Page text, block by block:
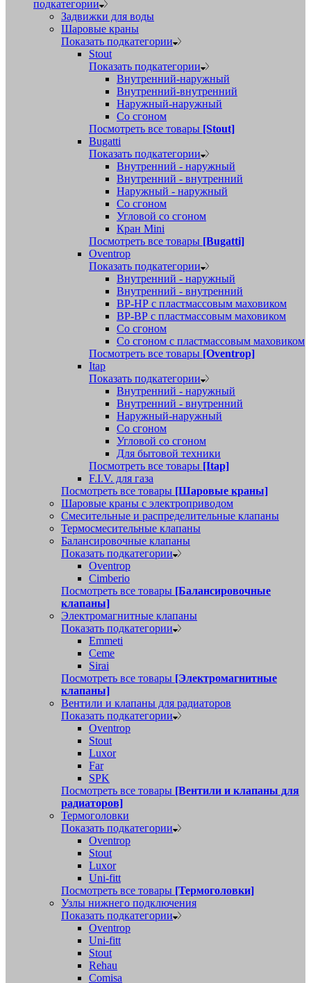
подкатегории
Задвижки для воды
Шаровые краны
Показать подкатегории
Stout
Показать подкатегории
Внутренний-наружный
Внутренний-внутренний
Наружный-наружный
Со сгоном
Посмотреть все товары [Stout]
Bugatti
Показать подкатегории
Внутренний - наружный
Внутренний - внутренний
Наружный - наружный
Со сгоном
Угловой со сгоном
Кран Mini
Посмотреть все товары [Bugatti]
Oventrop
Показать подкатегории
Внутренний - наружный
Внутренний - внутренний
ВР-НР с пластмассовым маховиком
ВР-ВР с пластмассовым маховиком
Со сгоном
Со сгоном с пластмассовым маховиком
Посмотреть все товары [Oventrop]
Itap
Показать подкатегории
Внутренний - наружный
Внутренний - внутренний
Наружный-наружный
Со сгоном
Угловой со сгоном
Для бытовой техники
Посмотреть все товары [Itap]
F.I.V. для газа
Посмотреть все товары [Шаровые краны]
Шаровые краны с электроприводом
Смесительные и распределительные клапаны
Термосмесительные клапаны
Балансировочные клапаны
Показать подкатегории
Oventrop
Cimberio
Посмотреть все товары [Балансировочные
клапаны]
Электромагнитные клапаны
Показать подкатегории
Emmeti
Ceme
Sirai
Посмотреть все товары [Электромагнитные
клапаны]
Вентили и клапаны для радиаторов
Показать подкатегории
Oventrop
Stout
Luxor
Far
SPK
Посмотреть все товары [Вентили и клапаны для
радиаторов]
Термоголовки
Показать подкатегории
Oventrop
Stout
Luxor
Uni-fitt
Посмотреть все товары [Термоголовки]
Узлы нижнего подключения
Показать подкатегории
Oventrop
Uni-fitt
Stout
Rehau
Comisa